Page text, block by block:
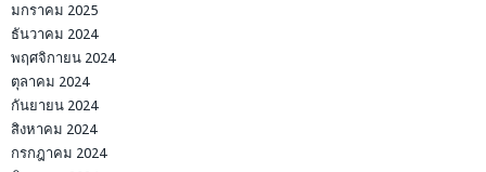
มกราคม 2025
ธันวาคม 2024
พฤศจิกายน 2024
ตุลาคม 2024
กันยายน 2024
สิงหาคม 2024
กรกฎาคม 2024